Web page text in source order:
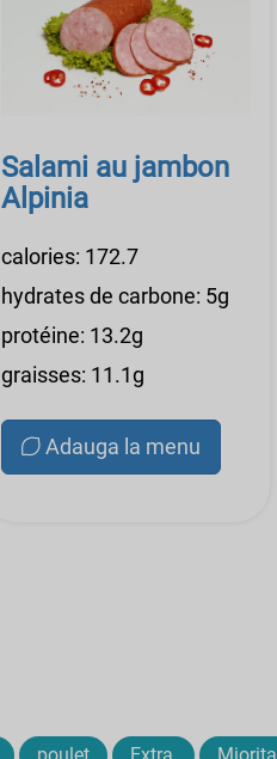
Salami au jambon
Alpinia
calories: 172.7
hydrates de carbone: 5g
protéine: 13.2g
graisses: 11.1g
Adauga la menu